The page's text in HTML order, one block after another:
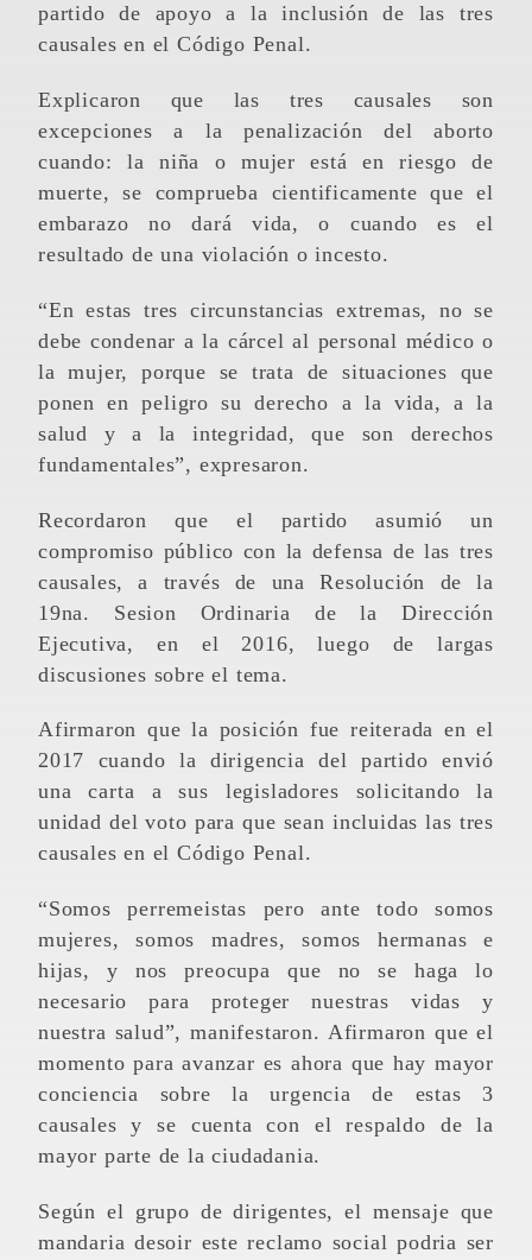
partido de apoyo a la inclusión de las tres
causales en el Código Penal.
Explicaron que las tres causales son
excepciones a la penalización del aborto
cuando: la niña o mujer está en riesgo de
muerte, se comprueba cientificamente que el
embarazo no dará vida, o cuando es el
resultado de una violación o incesto.
“En estas tres circunstancias extremas, no se
debe condenar a la cárcel al personal médico o
la mujer, porque se trata de situaciones que
ponen en peligro su derecho a la vida, a la
salud y a la integridad, que son derechos
fundamentales”, expresaron.
Recordaron que el partido asumió un
compromiso público con la defensa de las tres
causales, a través de una Resolución de la
19na. Sesion Ordinaria de la Dirección
Ejecutiva, en el 2016, luego de largas
discusiones sobre el tema.
Afirmaron que la posición fue reiterada en el
2017 cuando la dirigencia del partido envió
una carta a sus legisladores solicitando la
unidad del voto para que sean incluidas las tres
causales en el Código Penal.
“Somos perremeistas pero ante todo somos
mujeres, somos madres, somos hermanas e
hijas, y nos preocupa que no se haga lo
necesario para proteger nuestras vidas y
nuestra salud”, manifestaron. Afirmaron que el
momento para avanzar es ahora que hay mayor
conciencia sobre la urgencia de estas 3
causales y se cuenta con el respaldo de la
mayor parte de la ciudadania.
Según el grupo de dirigentes, el mensaje que
mandaria desoir este reclamo social podria ser